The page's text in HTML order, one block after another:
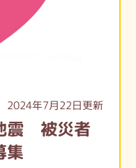
2024年7月22日更新
震 被災者
集